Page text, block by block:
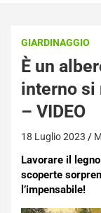
GIARDINAGGIO
È un
interno si
– VIDEO
18 Luglio 2023
Lavorare il
scoperte
l’impensabile!